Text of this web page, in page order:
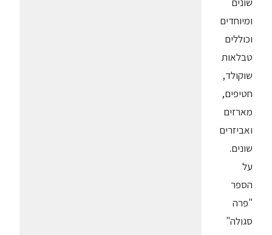
ומיוחדים
וכוללים
טבלאות
שוקולד,
חטיפים,
מארזים
ואביזרים
שונים.
על
הספר
"פרה
סגולה"